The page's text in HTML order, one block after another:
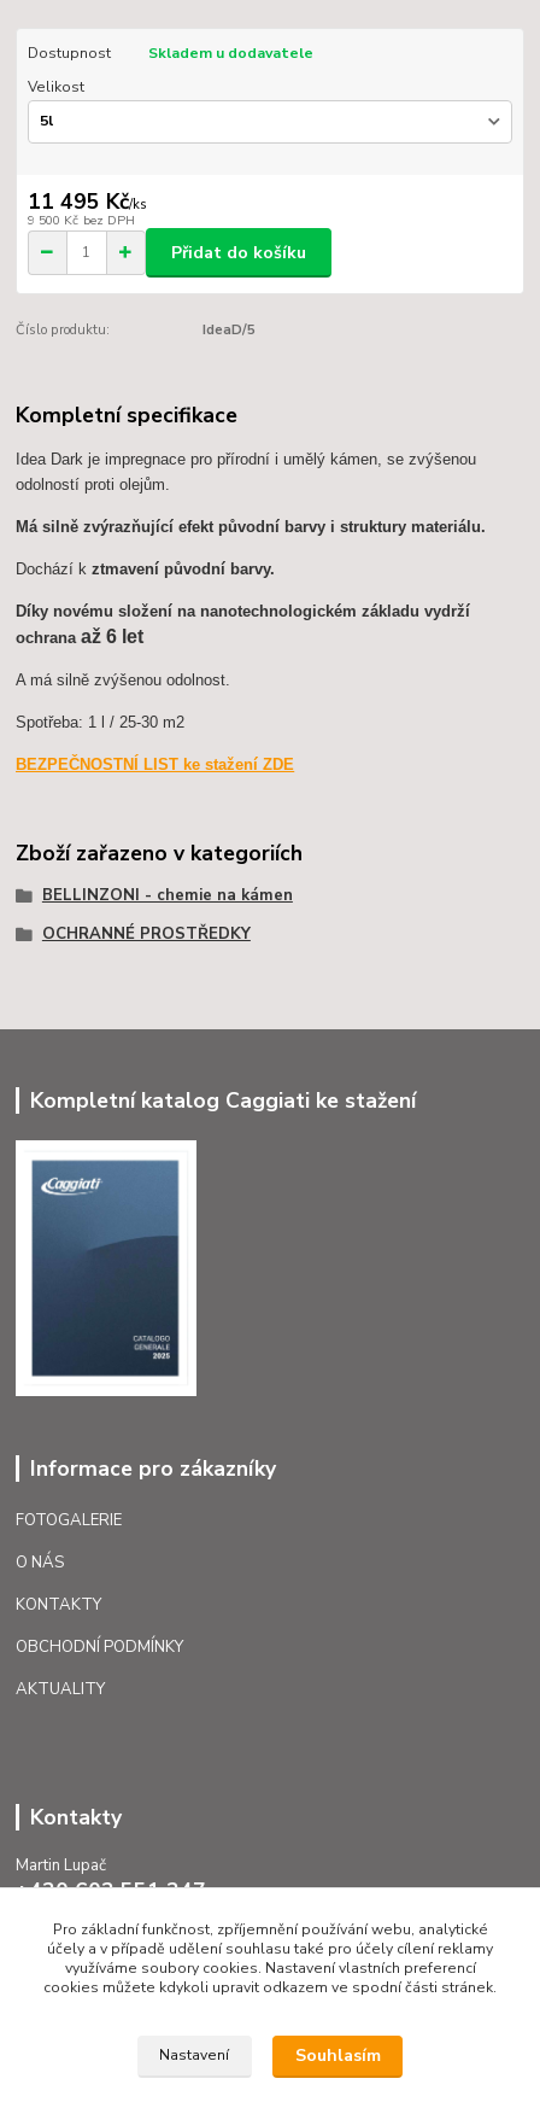
Dostupnost
Skladem u dodavatele
Velikost
11 495 Kč/ks
9 500 Kč bez DPH
Přidat do košíku
Číslo produktu: IdeaD/5
Kompletní specifikace
Idea Dark je impregnace pro přírodní i umělý kámen, se zvýšenou
odolností proti olejům.
Má silně zvýrazňující efekt původní barvy i struktury materiálu.
Dochází kztmavení původní barvy.
Díky novému složení na nanotechnologickém základu vydrží
ochranaaž 6 let
A má silně zvýšenou odolnost.
Spotřeba: 1 l / 25-30 m2
BEZPEČNOSTNÍ LIST ke stažení ZDE
Zboží zařazeno v kategoriích
BELLINZONI - chemie na kámen
OCHRANNÉ PROSTŘEDKY
Kompletní katalog Caggiati ke stažení
Informace pro zákazníky
FOTOGALERIE
O NÁS
KONTAKTY
OBCHODNÍ PODMÍNKY
AKTUALITY
Kontakty
Martin Lupač
+420 602 551 247
lupac@caggiati.cz
Upravit sběr cookies.
Pro základní funkčnost, zpříjemnění používání webu, analytické
účely a v případě udělení souhlasu také pro účely cílení reklamy
využíváme soubory cookies. Nastavení vlastních preferencí
cookies můžete kdykoli upravit odkazem ve spodní části stránek.
Nastavení Souhlasím